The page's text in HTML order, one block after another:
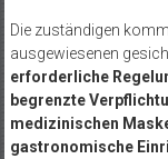
Die zuständigen
ausgewiesenen
erforderliche
begrenzte
medizinischen
gastronomische